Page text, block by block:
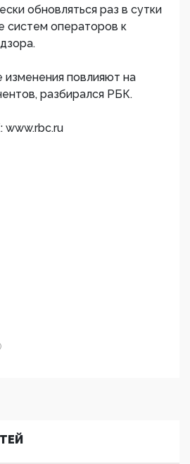
обновляться раз в сутки
систем операторов к
повлияют на
разбирался РБК.